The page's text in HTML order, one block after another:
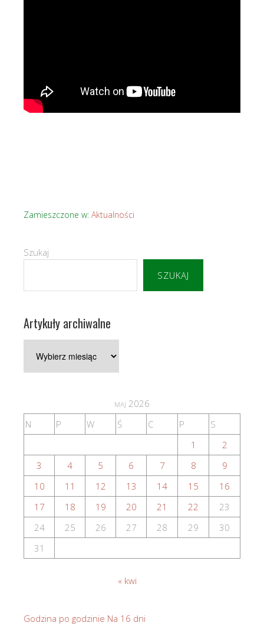
Zamieszczone w: Aktualności
Szukaj
SZUKAJ
Artykuły archiwalne
archiwalne
maj 2026
N
P W Ś C P
S
1
2
3
4 5 6 7 8
9
10
11 12 13 14 15
16
17
18 19 20 21 22
23
24
25 26 27 28 29
30
31
« kwi
Godzina po godzinie Na 16 dni